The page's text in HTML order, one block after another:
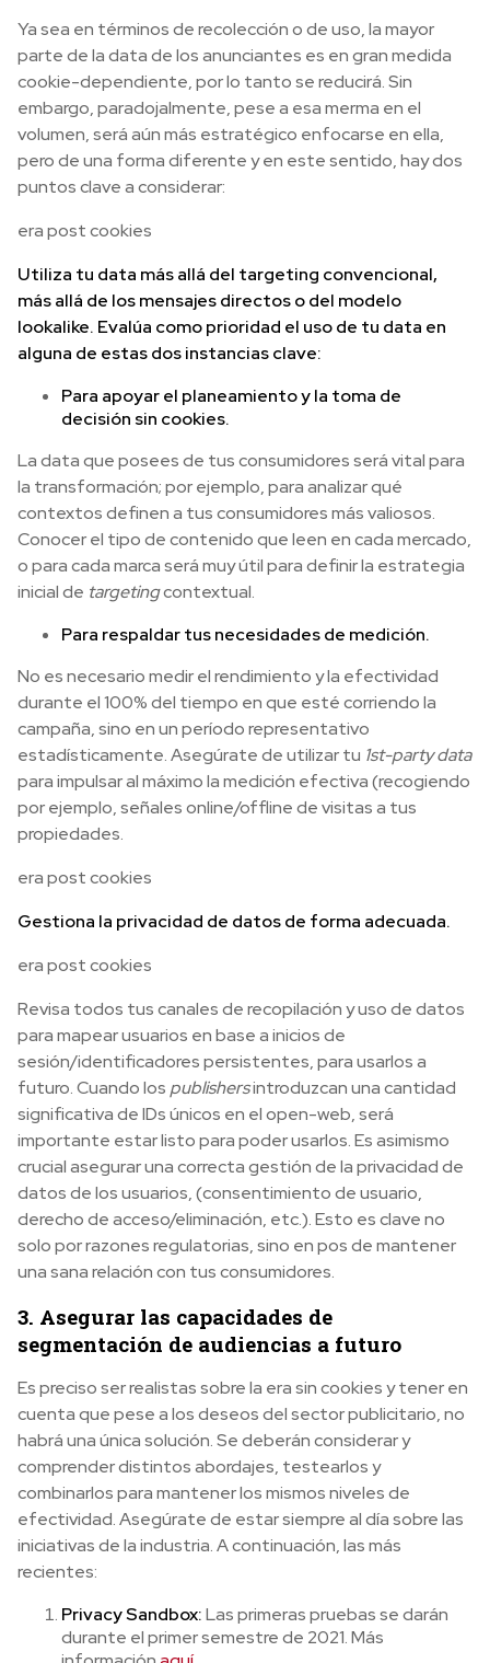
Ya sea en términos de recolección o de uso, la mayor
parte de la data de los anunciantes es en gran medida
cookie-dependiente, por lo tanto se reducirá. Sin
embargo, paradojalmente, pese a esa merma en el
volumen, será aún más estratégico enfocarse en ella,
pero de una forma diferente y en este sentido, hay dos
puntos clave a considerar:
era post cookies
Utiliza tu data más allá del targeting convencional,
más allá de los mensajes directos o del modelo
lookalike. Evalúa como prioridad el uso de tu data en
alguna de estas dos instancias clave:
Para apoyar el planeamiento y la toma de
decisión sin cookies.
La data que posees de tus consumidores será vital para
la transformación; por ejemplo, para analizar qué
contextos definen a tus consumidores más valiosos.
Conocer el tipo de contenido que leen en cada mercado,
o para cada marca será muy útil para definir la estrategia
inicial de targetingcontextual.
Para respaldar tus necesidades de medición.
No es necesario medir el rendimiento y la efectividad
durante el 100% del tiempo en que esté corriendo la
campaña, sino en un período representativo
estadísticamente. Asegúrate de utilizar tu 1st-party data
para impulsar al máximo la medición efectiva (recogiendo
por ejemplo, señales online/offline de visitas a tus
propiedades.
era post cookies
Gestiona la privacidad de datos de forma adecuada.
era post cookies
Revisa todos tus canales de recopilación y uso de datos
para mapear usuarios en base a inicios de
sesión/identificadores persistentes, para usarlos a
futuro. Cuando los publishersintroduzcan una cantidad
significativa de IDs únicos en el open-web, será
importante estar listo para poder usarlos. Es asimismo
crucial asegurar una correcta gestión de la privacidad de
datos de los usuarios, (consentimiento de usuario,
derecho de acceso/eliminación, etc.). Esto es clave no
solo por razones regulatorias, sino en pos de mantener
una sana relación con tus consumidores.
3. Asegurar las capacidades de
segmentación de audiencias a futuro
Es preciso ser realistas sobre la era sin cookies y tener en
cuenta que pese a los deseos del sector publicitario, no
habrá una única solución. Se deberán considerar y
comprender distintos abordajes, testearlos y
combinarlos para mantener los mismos niveles de
efectividad. Asegúrate de estar siempre al día sobre las
iniciativas de la industria. A continuación, las más
recientes:
Privacy Sandbox:Las primeras pruebas se darán
durante el primer semestre de 2021. Más